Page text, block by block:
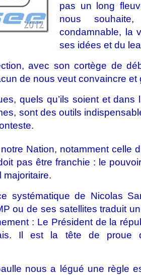
pas un long
nous
condamnable, la
ses idées et du
avec son cortège de
de nous veut convaincre et
quels qu’ils soient et
sont des outils
notre Nation, notamment celle
pas être franchie : le
majoritaire.
systématique de Nicolas
ou de ses satellites traduit
: Le Président de la
Il est la tête de proue
nous a légué une règle